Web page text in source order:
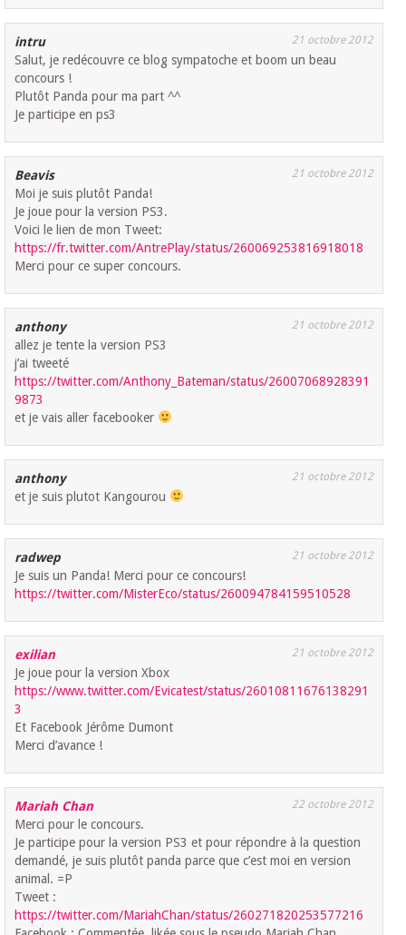
intru 21 octobre 2012
Salut, je redécouvre ce blog sympatoche et boom un beau
concours !
Plutôt Panda pour ma part ^^
Je participe en ps3
Beavis 21 octobre 2012
Moi je suis plutôt Panda!
Je joue pour la version PS3.
Voici le lien de mon Tweet:
https://fr.twitter.com/AntrePlay/status/260069253816918018
Merci pour ce super concours.
anthony 21 octobre 2012
allez je tente la version PS3
j’ai tweeté
https://twitter.com/Anthony_Bateman/status/26007068928391
9873
et je vais aller facebooker
anthony 21 octobre 2012
et je suis plutot Kangourou
radwep 21 octobre 2012
Je suis un Panda! Merci pour ce concours!
https://twitter.com/MisterEco/status/260094784159510528
exilian 21 octobre 2012
Je joue pour la version Xbox
https://www.twitter.com/Evicatest/status/26010811676138291
3
Et Facebook Jérôme Dumont
Merci d’avance !
Mariah Chan 22 octobre 2012
Merci pour le concours.
Je participe pour la version PS3 et pour répondre à la question
demandé, je suis plutôt panda parce que c’est moi en version
animal. =P
Tweet :
https://twitter.com/MariahChan/status/260271820253577216